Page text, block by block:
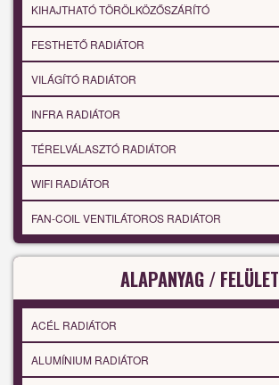
KIHAJTHATÓ TÖRÖLKÖZŐSZÁRÍTÓ
FESTHETŐ RADIÁTOR
VILÁGÍTÓ RADIÁTOR
INFRA RADIÁTOR
TÉRELVÁLASZTÓ RADIÁTOR
WIFI RADIÁTOR
FAN-COIL VENTILÁTOROS RADIÁTOR
ALAPANYAG / FELÜLET
ACÉL RADIÁTOR
ALUMÍNIUM RADIÁTOR